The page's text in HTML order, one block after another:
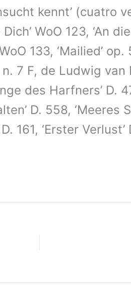
kennt’ (cuatro
WoO 123, ‘An
133, ‘Mailied’ op.
7 F, de Ludwig van
des Harfners’ D.
D. 558, ‘Meeres
161, ‘Erster